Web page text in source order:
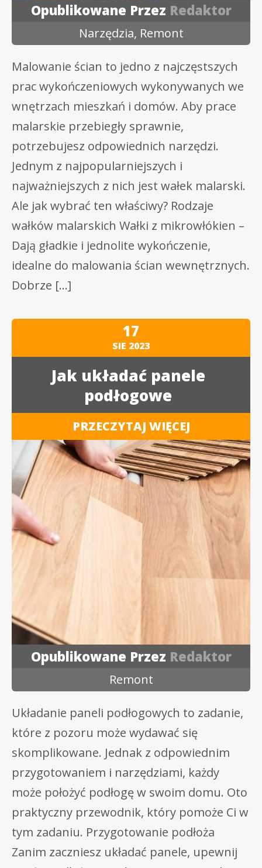
Opublikowane Przez Redaktor
Narzędzia, Remont
Malowanie ścian to jedno z najczęstszych
prac wykończeniowych wykonywanych we
wnętrzach mieszkań i domów. Aby prace
malarskie przebiegły sprawnie,
potrzebujesz odpowiednich narzędzi.
Jednym z najpopularniejszych i
najważniejszych z nich jest wałek malarski.
Ale jak wybrać ten właściwy? Rodzaje
wałków malarskich Wałki z mikrowłókien –
Dają gładkie i jednolite wykończenie,
idealne do malowania ścian wewnętrznych.
Dobrze […]
17
SIE 2023
Jak układać panele
podłogowe
PRZECZYTAJ WIĘCEJ
Opublikowane Przez Redaktor
Remont
Układanie paneli podłogowych to zadanie,
które z pozoru może wydawać się
skomplikowane. Jednak z odpowiednim
przygotowaniem i narzędziami, każdy
może położyć podłogę w swoim domu. Oto
praktyczny przewodnik, który pomoże Ci w
tym zadaniu. Przygotowanie podłoża
Zanim zaczniesz układać panele, upewnij